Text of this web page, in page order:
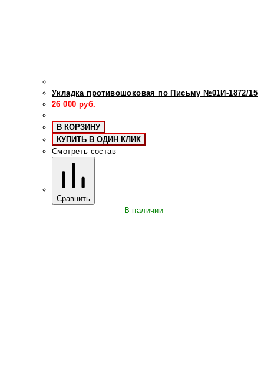
Укладка противошоковая по Письму №01И-1872/15
26 000 руб.
В КОРЗИНУ
КУПИТЬ В ОДИН КЛИК
Смотреть состав
Сравнить
В наличии